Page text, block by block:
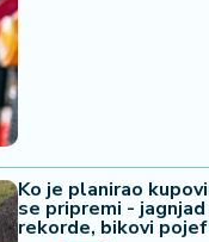
Ko je planirao
se pripremi -
rekorde, bikovi